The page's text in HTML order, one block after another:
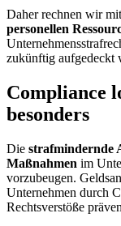
Daher rechnen wir
personellen
zukünftig aufgedeckt
Compliance
besonders
Die strafmindernde
Maßnahmen im
vorzubeugen.
Unternehmen durch
Rechtsverstöße